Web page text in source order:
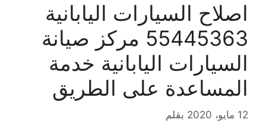
اصلاح السيارات اليابانية
55445363 مركز صيانة
السيارات اليابانية خدمة
المساعدة على الطريق
12 مايو، 2020 بقلم